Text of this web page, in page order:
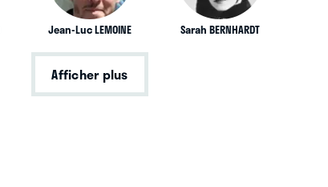
Jean-Luc LEMOINE Sarah BERNHARDT
Afficher plus